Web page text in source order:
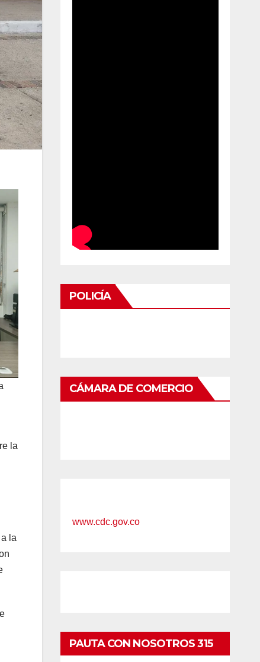
la
la
POLICÍA
CÁMARA DE COMERCIO
www.cdc.gov.co
PAUTA CON NOSOTROS 315